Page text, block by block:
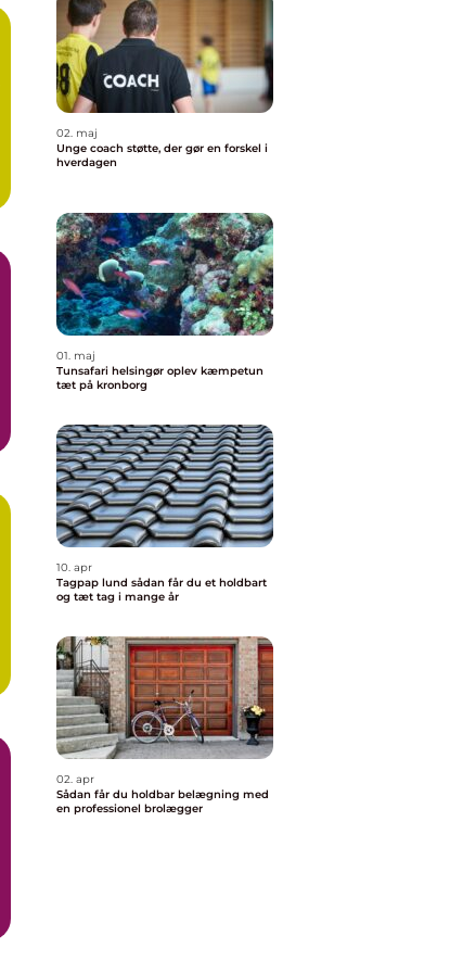
02. maj
Unge coach støtte, der gør en forskel i
hverdagen
01. maj
Tunsafari helsingør oplev kæmpetun
tæt på kronborg
10. apr
Tagpap lund sådan får du et holdbart
og tæt tag i mange år
02. apr
Sådan får du holdbar belægning med
en professionel brolægger